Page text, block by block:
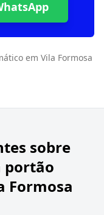
em Vila Formosa
sobre
portão
Formosa